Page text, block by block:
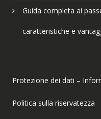
Guida completa ai
caratteristiche e
Protezione dei dati –
Politica sulla riservatezza